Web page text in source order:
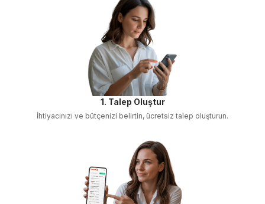
1. Talep Oluştur
İhtiyacınızı ve bütçenizi belirtin, ücretsiz talep oluşturun.